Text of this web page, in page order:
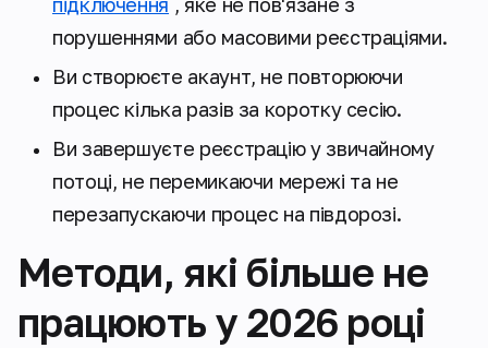
підключення , яке не пов'язане з
порушеннями або масовими реєстраціями.
Ви створюєте акаунт, не повторюючи
процес кілька разів за коротку сесію.
Ви завершуєте реєстрацію у звичайному
потоці, не перемикаючи мережі та не
перезапускаючи процес на півдорозі.
Методи, які більше не
працюють у 2026 році